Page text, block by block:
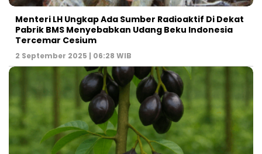
Menteri LH Ungkap Ada Sumber Radioaktif Di Dekat
Pabrik BMS Menyebabkan Udang Beku Indonesia
Tercemar Cesium
2 September 2025 | 06:28 WIB